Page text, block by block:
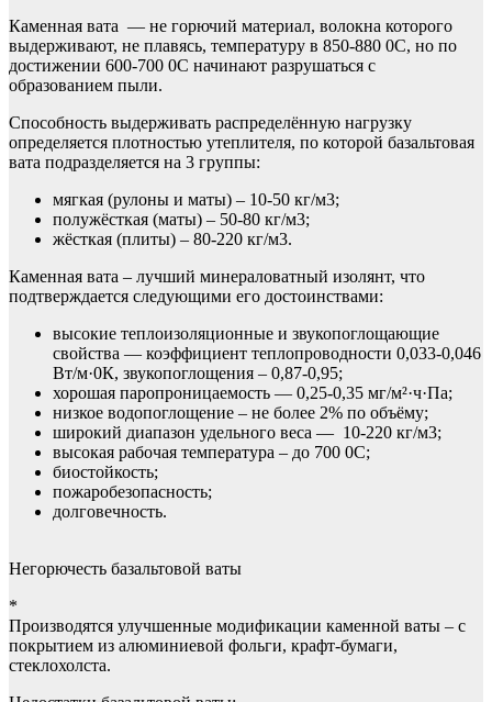
Каменная вата — не горючий материал, волокна которого
выдерживают, не плавясь, температуру в 850-880 0С, но по
достижении 600-700 0С начинают разрушаться с
образованием пыли.
Способность выдерживать распределённую нагрузку
определяется плотностью утеплителя, по которой базальтовая
вата подразделяется на 3 группы:
мягкая (рулоны и маты) – 10-50 кг/м3;
полужёсткая (маты) – 50-80 кг/м3;
жёсткая (плиты) – 80-220 кг/м3.
Каменная вата – лучший минераловатный изолянт, что
подтверждается следующими его достоинствами:
высокие теплоизоляционные и звукопоглощающие
свойства — коэффициент теплопроводности 0,033-0,046
Вт/м·0К, звукопоглощения – 0,87-0,95;
хорошая паропроницаемость — 0,25-0,35 мг/м²·ч·Па;
низкое водопоглощение – не более 2% по объёму;
широкий диапазон удельного веса — 10-220 кг/м3;
высокая рабочая температура – до 700 0С;
биостойкость;
пожаробезопасность;
долговечность.
Негорючесть базальтовой ваты
*
Производятся улучшенные модификации каменной ваты – с
покрытием из алюминиевой фольги, крафт-бумаги,
стеклохолста.